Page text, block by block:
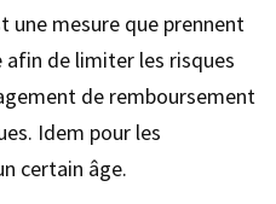
une mesure que prennent
afin de limiter les risques
de remboursement
Idem pour les
certain âge.